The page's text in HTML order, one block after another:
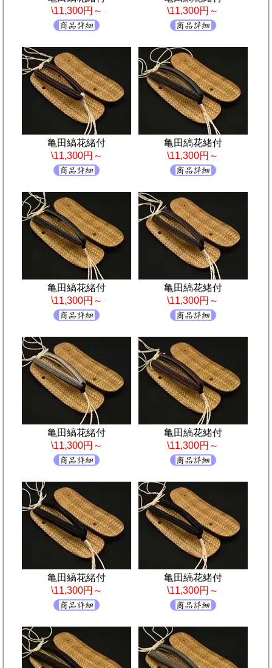
\11,300円～
\11,300円～
亀田縞花緒付
\11,300円～
亀田縞花緒付
\11,300円～
亀田縞花緒付
\11,300円～
亀田縞花緒付
\11,300円～
亀田縞花緒付
\11,300円～
亀田縞花緒付
\11,300円～
亀田縞花緒付
\11,300円～
亀田縞花緒付
\11,300円～